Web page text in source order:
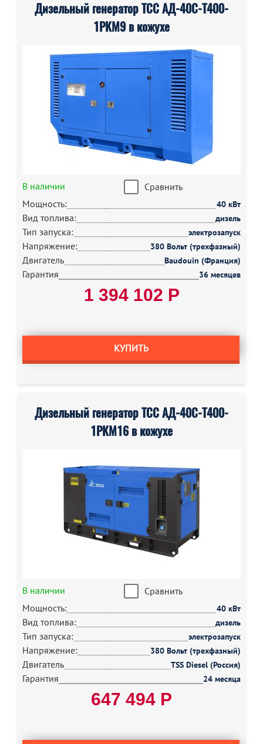
Дизельный генератор ТСС АД-40С-Т400-
1РКМ9 в кожухе
В наличии
Сравнить
Мощность:
40 кВт
Вид топлива: дизель
Тип запуска: электрозапуск
Напряжение: 380 Вольт (трехфазный)
Двигатель Baudouin (Франция)
Гарантия 36 месяцев
1 394 102 Р
КУПИТЬ
Дизельный генератор ТСС АД-40С-Т400-
1РКМ16 в кожухе
В наличии
Сравнить
Мощность:
40 кВт
Вид топлива: дизель
Тип запуска: электрозапуск
Напряжение: 380 Вольт (трехфазный)
Двигатель TSS Diesel (Россия)
Гарантия 24 месяца
647 494 Р